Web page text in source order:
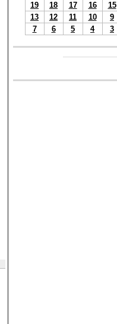
19
18 17 16 15
13
12 11 10 9
7
6 5 4 3